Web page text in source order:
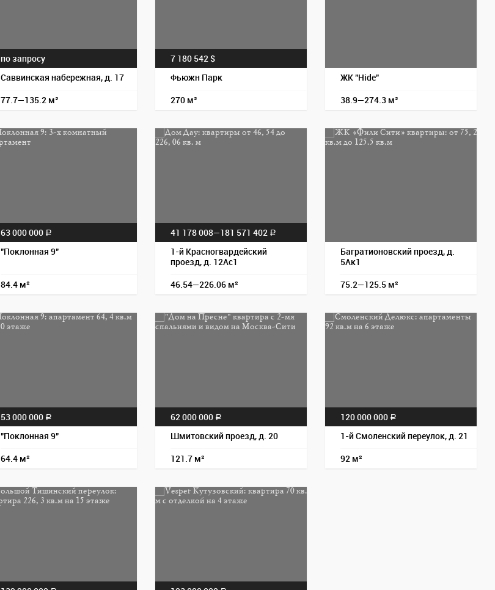
по запросу
Саввинская набережная, д. 17
77.7—135.2 м²
7 180 542 $
Фьюжн Парк
270 м²
ЖК "Hide"
38.9—274.3 м²
63 000 000 a
"Поклонная 9"
84.4 м²
41 178 008—181 571 402 a
1-й Красногвардейский
проезд, д. 12Ас1
46.54—226.06 м²
Багратионовский проезд, д.
5Ак1
75.2—125.5 м²
53 000 000 a
"Поклонная 9"
64.4 м²
62 000 000 a
Шмитовский проезд, д. 20
121.7 м²
120 000 000 a
1-й Смоленский переулок, д. 21
92 м²